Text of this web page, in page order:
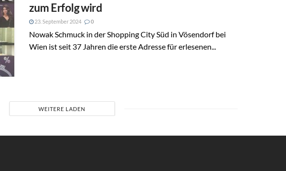
zum Erfolg wird
23. September 2024 0
Nowak Schmuck in der Shopping City Süd in Vösendorf bei
Wien ist seit 37 Jahren die erste Adresse für erlesenen...
WEITERE LADEN